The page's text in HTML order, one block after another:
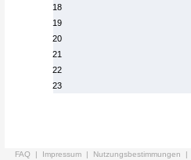
18
19
20
21
22
23
FAQ | Impressum | Nutzungsbestimmungen |